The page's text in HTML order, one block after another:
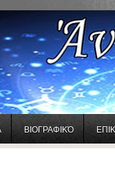
ΒΙΟΓΡΑΦΙΚΌ